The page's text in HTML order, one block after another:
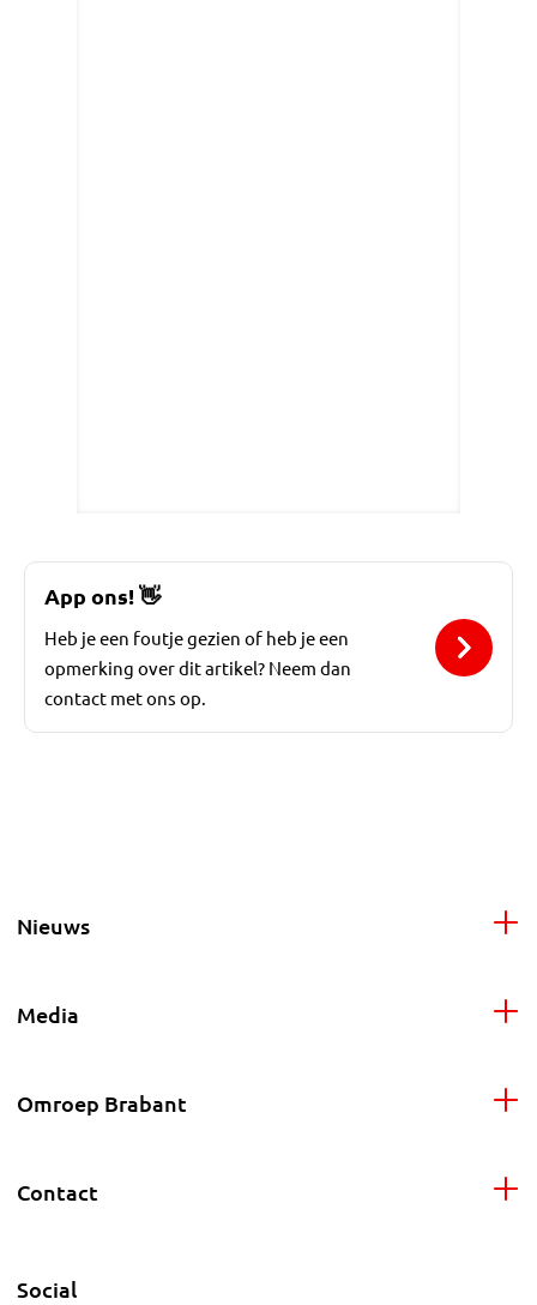
App ons!👋
Heb je een foutje gezien of heb je een
opmerking over dit artikel? Neem dan
contact met ons op.
Nieuws
Media
Omroep Brabant
Contact
Social